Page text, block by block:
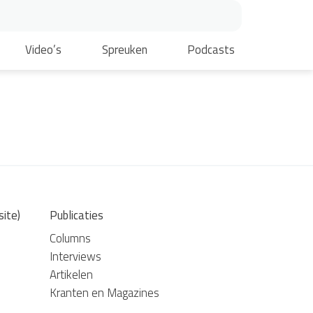
Video’s Spreuken Podcasts
Publicaties
Columns
Interviews
Artikelen
Kranten en Magazines